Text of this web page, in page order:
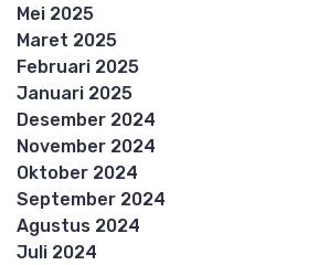
Mei 2025
Maret 2025
Februari 2025
Januari 2025
Desember 2024
November 2024
Oktober 2024
September 2024
Agustus 2024
Juli 2024